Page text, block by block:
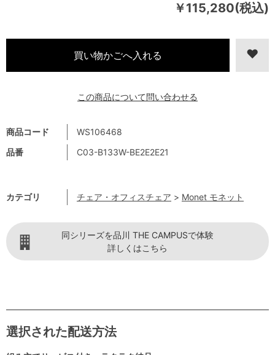
￥115,280(税込)
商品コード
WS106468
品番
C03-B133W-BE2E2E21
カテゴリ チェア・オフィスチェア > Monet モネット
この商品について問い合わせる
同シリーズを品川 THE CAMPUSで体験
詳しくはこちら
選択された配送方法